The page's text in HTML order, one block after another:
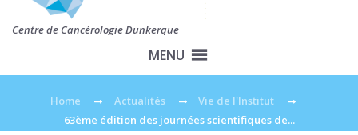
Centre de Cancérologie Dunkerque
MENU
Home Actualités
Vie de l'Institut
63ème édition des journées scientifiques de...